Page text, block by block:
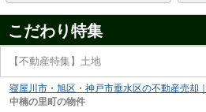
こだわり特集
【不動産特集】土地
寝屋川市・旭区・神戸市垂水区の不動産売却
中楠の里町の物件